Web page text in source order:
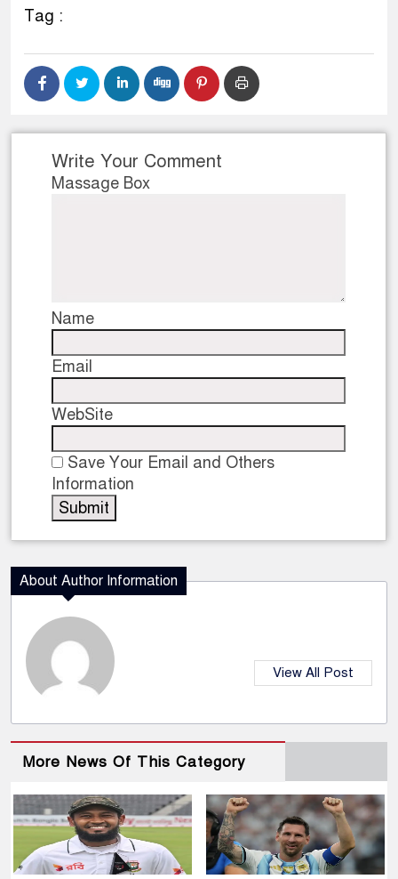
অবৈধ বিদেশি পিস্তল, ম্যাগাজিন ও
জড়িত কিশোর গ্যাংয়ের চার শিশু আটক
Tag :
Write Your Comment
Massage Box
Name
Email
WebSite
Save Your Email and Others
Information
About Author Information
View All Post
More News Of This Category